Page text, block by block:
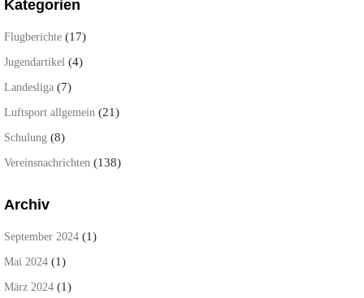
Kategorien
Flugberichte (17)
Jugendartikel (4)
Landesliga (7)
Luftsport allgemein (21)
Schulung (8)
Vereinsnachrichten (138)
Archiv
September 2024 (1)
Mai 2024 (1)
März 2024 (1)